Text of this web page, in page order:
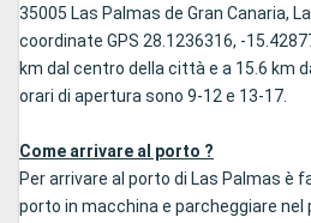
35005 Las Palmas de Gran Canaria,
coordinate GPS 28.1236316, -
km dal centro della città e a 15.6 km
orari di apertura sono 9-12 e 13-17.
Come arrivare al porto ?
Per arrivare al porto di Las Palmas è
porto in macchina e parcheggiare nel